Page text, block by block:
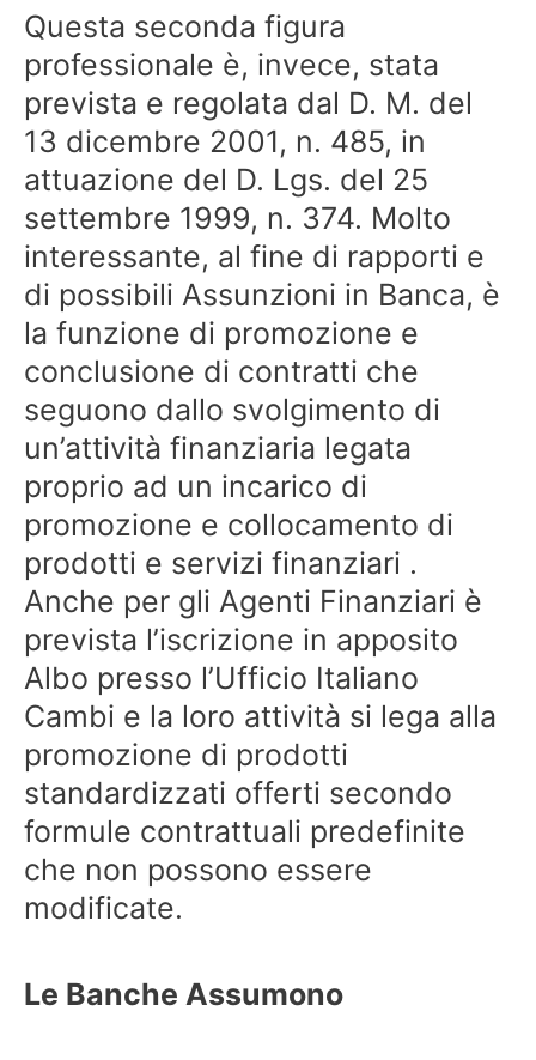
Questa seconda figura
professionale è, invece, stata
prevista e regolata dal D. M. del
13 dicembre 2001, n. 485, in
attuazione del D. Lgs. del 25
settembre 1999, n. 374. Molto
interessante, al fine di rapporti e
di possibili Assunzioni in Banca, è
la funzione di promozione e
conclusione di contratti che
seguono dallo svolgimento di
un’attività finanziaria legata
proprio ad un incarico di
promozione e collocamento di
prodotti e servizi finanziari .
Anche per gli Agenti Finanziari è
prevista l’iscrizione in apposito
Albo presso l’Ufficio Italiano
Cambi e la loro attività si lega alla
promozione di prodotti
standardizzati offerti secondo
formule contrattuali predefinite
che non possono essere
modificate.
Le Banche Assumono